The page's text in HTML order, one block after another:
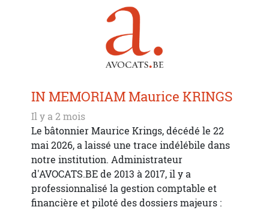
IN MEMORIAM Maurice KRINGS
Il y a 2 mois
Le bâtonnier Maurice Krings, décédé le 22
mai 2026, a laissé une trace indélébile dans
notre institution. Administrateur
d'AVOCATS.BE de 2013 à 2017, il y a
professionnalisé la gestion comptable et
financière et piloté des dossiers majeurs :